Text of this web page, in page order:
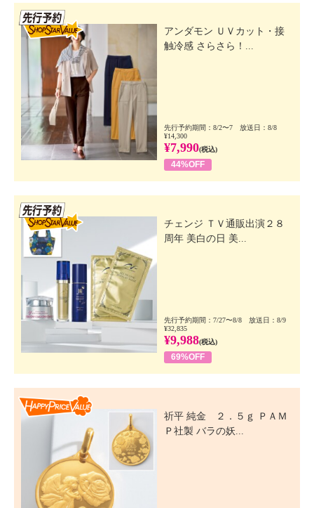
アンダモン ＵＶカット・接
触冷感 さらさら！...
先行予約期間：8/2〜7 放送日：8/8
¥14,300
¥7,990(税込)
44%OFF
チェンジ ＴＶ通販出演２８
周年 美白の日 美...
先行予約期間：7/27〜8/8 放送日：8/9
¥32,835
¥9,988(税込)
69%OFF
祈平 純金 ２．５ｇ ＰＡＭ
Ｐ社製 バラの妖...